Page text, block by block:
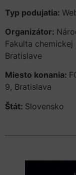
Typ podujatia:
Organizátor:
Fakulta
Bratislave
Miesto konania:
9, Bratislava
Štát: Slovensko